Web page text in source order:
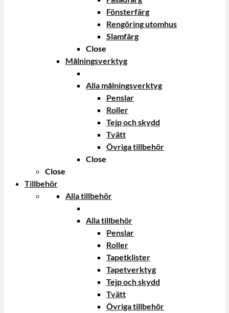
Fönsterfärg
Rengöring utomhus
Slamfärg
Close
Målningsverktyg
Alla målningsverktyg
Penslar
Roller
Tejp och skydd
Tvätt
Övriga tillbehör
Close
Close
Tillbehör
Alla tillbehör
Alla tillbehör
Penslar
Roller
Tapetklister
Tapetverktyg
Tejp och skydd
Tvätt
Övriga tillbehör